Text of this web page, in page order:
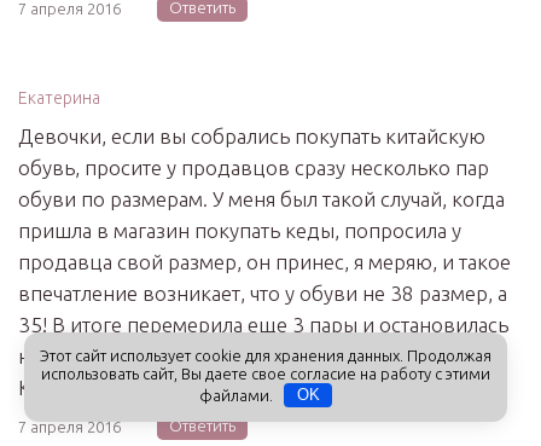
7 апреля 2016 Ответить
Екатерина
Девочки, если вы собрались покупать китайскую
обувь, просите у продавцов сразу несколько пар
обуви по размерам. У меня был такой случай, когда
пришла в магазин покупать кеды, попросила у
продавца свой размер, он принес, я меряю, и такое
впечатление возникает, что у обуви не 38 размер, а
35! В итоге перемерила еще 3 пары и остановилась
на 41! Это просто ужас, какая маломерная обувь в
Китае.
7 апреля 2016 Ответить
Этот сайт использует cookie для хранения данных. Продолжая
использовать сайт, Вы даете свое согласие на работу с этими
файлами.
OK